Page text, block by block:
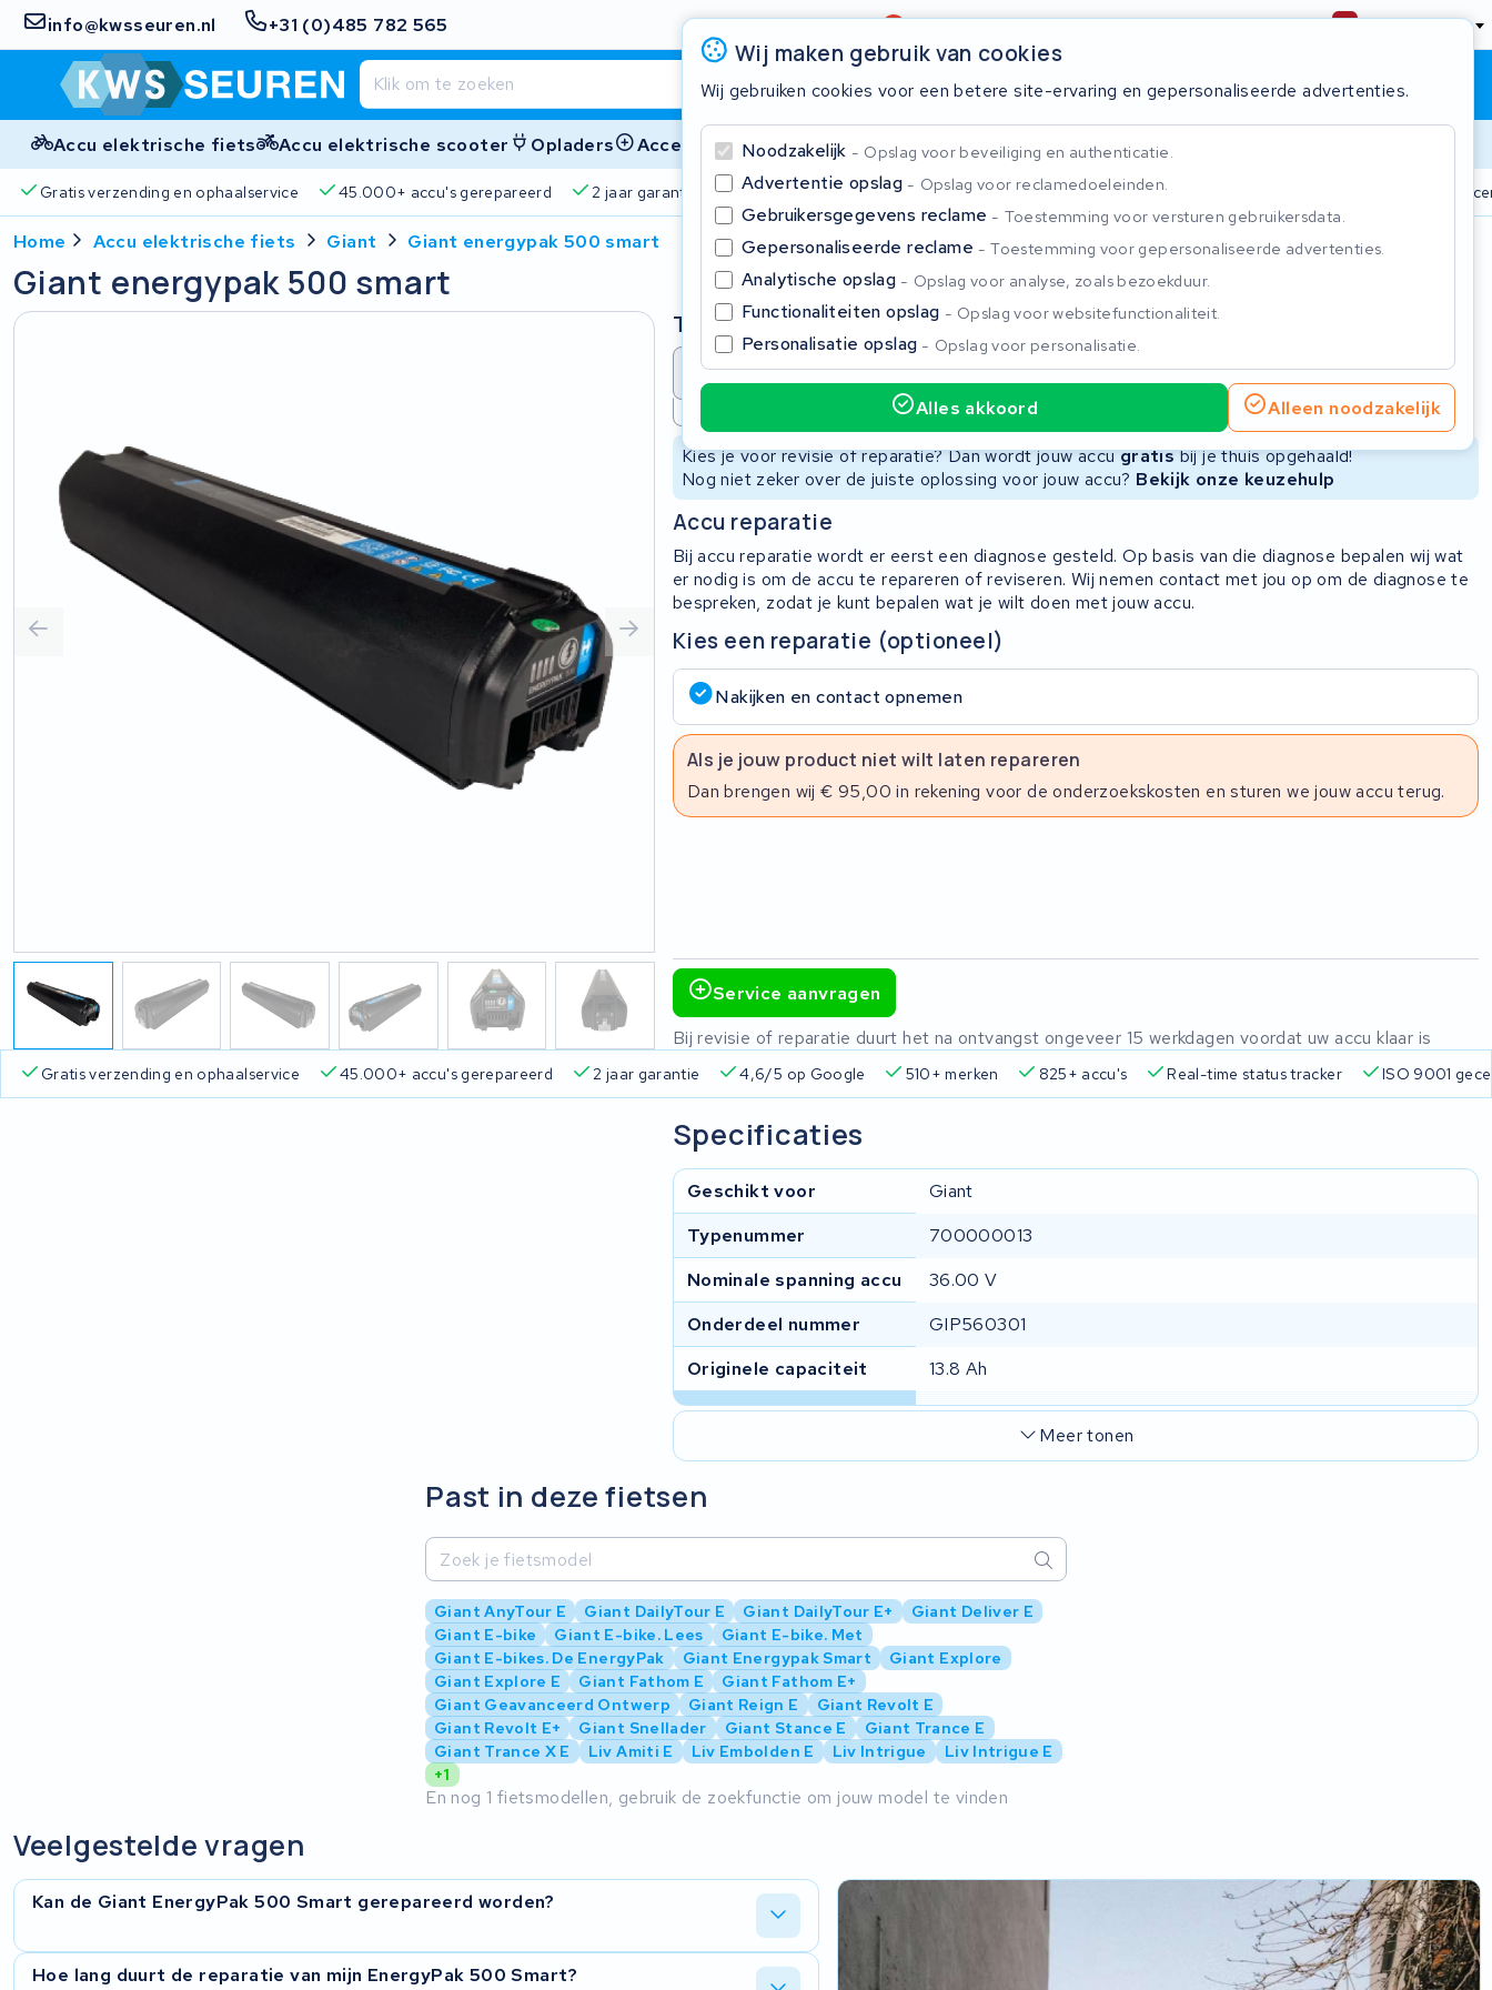
info@kwsseuren.nl +31 (0)485 782 565 Beoordeling4,6/5 Nederland
Winkelwagen Inloggen
Accu elektrische fiets Accu elektrische scooter Opladers Accessoires
verzending en ophaalservice 45.000+ accu's gerepareerd 2 jaar garantie 4,6/5 op Google 510+ merken 825+ accu's Real-time status tracker ISO 9001 gecertificeerd
Wij maken gebruik van cookies
Wij gebruiken cookies voor een betere site-ervaring en gepersonaliseerde advertenties.
Noodzakelijk Opslag voor beveiliging en authenticatie.
Advertentie opslag Opslag voor reclamedoeleinden.
Gebruikersgegevens reclame Toestemming voor versturen gebruikersdata.
Gepersonaliseerde reclame Toestemming voor gepersonaliseerde advertenties.
Analytische opslag Opslag voor analyse, zoals bezoekduur.
Functionaliteiten opslag Opslag voor websitefunctionaliteit.
Personalisatie opslag Opslag voor personalisatie.
Alles akkoord Alleen noodzakelijk
Home Accu elektrische fiets Giant Giant energypak 500 smart
Giant energypak 500 smart
Type
Accu revisie Accu reparatie Nieuwe Accu Refurbished Accu
Niet beschikbaar
Kies je voor revisie of reparatie? Dan wordt jouw accugratisbij je thuis opgehaald!
Nog niet zeker over de juiste oplossing voor jouw accu? Bekijk onze keuzehulp
Accu reparatie
Bij accu reparatie wordt er eerst een diagnose gesteld. Op basis van die diagnose bepalen wij wat
er nodig is om de accu te repareren of reviseren. Wij nemen contact met jou op om de diagnose te
bespreken, zodat je kunt bepalen wat je wilt doen met jouw accu.
Kies een reparatie (optioneel)
Nakijken en contact opnemen
Als je jouw product niet wilt laten repareren
Dan brengen wij € 95,00 in rekening voor de onderzoekskosten en sturen we jouw accu terug.
Service aanvragen
Bij revisie of reparatie duurt het na ontvangst ongeveer 15 werkdagen voordat uw accu klaar is
verzending en ophaalservice 45.000+ accu's gerepareerd 2 jaar garantie 4,6/5 op Google 510+ merken 825+ accu's Real-time status tracker ISO 9001 gecertificeerd
Specificaties
Geschikt voor
Giant
Typenummer
700000013
Nominale spanning accu
36.00 V
Onderdeel nummer
GIP560301
Originele capaciteit
13.8 Ah
Meer tonen
Past in deze fietsen
Giant AnyTour E Giant DailyTour E Giant DailyTour E+
Giant Deliver E
Giant E-bike
Giant E-bike. Lees
Giant E-bike. Met
Giant E-bikes. De EnergyPak
Giant Energypak Smart
Giant Explore
Giant Explore E
Giant Fathom E
Giant Fathom E+
Giant Geavanceerd Ontwerp
Giant Reign E
Giant Revolt E
Giant Revolt E+
Giant Snellader Giant Stance E
Giant Trance E
Giant Trance X E
Liv Amiti E Liv Embolden E Liv Intrigue
Liv Intrigue E
+1
En nog 1 fietsmodellen, gebruik de zoekfunctie om jouw model te vinden
Veelgestelde vragen
Kan de Giant EnergyPak 500 Smart gerepareerd worden?
Ja, KWS Seuren repareert de Giant EnergyPak 500 Smart. Wij hebben ervaring met het Giant
Hoe lang duurt de reparatie van mijn EnergyPak 500 Smart?
Sluiten
Begin te typen in de zoekbalk om te zoeken